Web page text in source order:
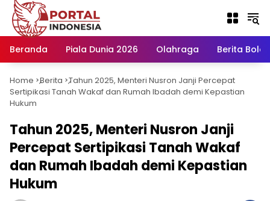
Langsung
konten
Beranda
Piala Dunia 2026 Olahraga Berita Bola
Home -
Berita -
Tahun 2025, Menteri Nusron Janji Percepat
Sertipikasi Tanah Wakaf dan Rumah Ibadah demi Kepastian
Hukum
Tahun 2025, Menteri Nusron Janji
Percepat Sertipikasi Tanah Wakaf
dan Rumah Ibadah demi Kepastian
Hukum